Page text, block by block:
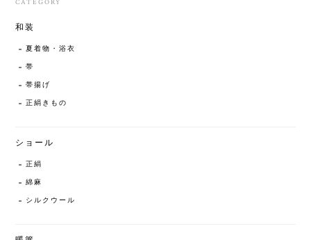
CATEGORY
和装
夏着物・浴衣
帯
帯揚げ
正絹きもの
ショール
正絹
綿麻
シルクウール